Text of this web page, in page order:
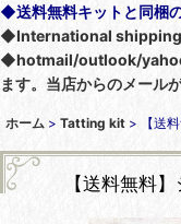
◆送料無料キットと同梱
◆International shipping
◆hotmail/outlook/
ます。当店からのメール
ホーム > Tatting kit > 【送
【送料無料